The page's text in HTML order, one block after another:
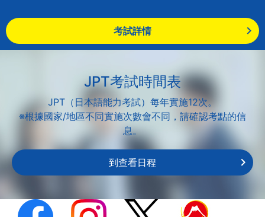
考試詳情
JPT考試時間表
JPT（日本語能力考試）每年實施12次。
※根據國家/地區不同實施次數會不同，請確認考點的信
息。
到查看日程